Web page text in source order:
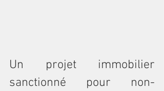
Un projet immobilier
sanctionné pour non-